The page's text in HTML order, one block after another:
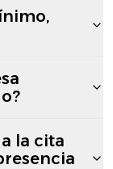
la cita